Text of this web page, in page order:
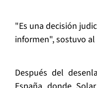
"Es una decisión
informen", sostuvo
Después del